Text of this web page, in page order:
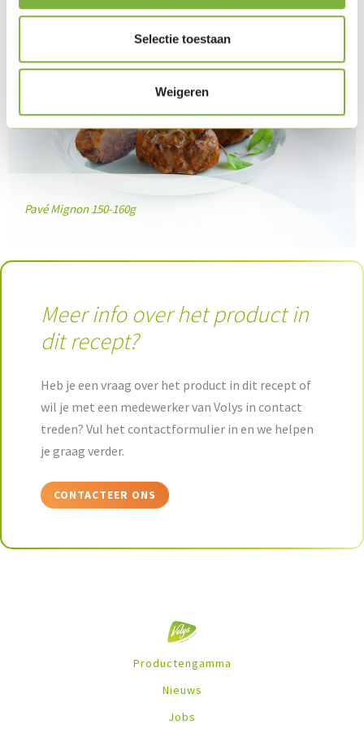
Selectie toestaan
Weigeren
Pavé Mignon 150-160g
Meer info over het product in
dit recept?
Heb je een vraag over het product in dit recept of
wil je met een medewerker van Volys in contact
treden? Vul het contactformulier in en we helpen
je graag verder.
CONTACTEER ONS
Productengamma
Nieuws
Jobs